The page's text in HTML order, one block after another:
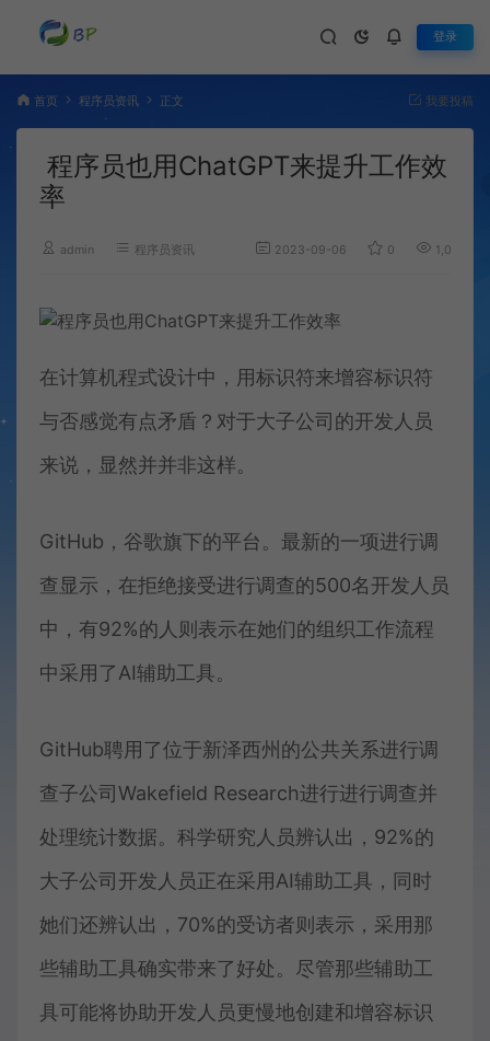
登录
首页 程序员资讯 正文 我要投稿
程序员也用ChatGPT来提升工作效
率
admin 程序员资讯 2023-09-06 0 1,026
在计算机程式设计中，用标识符来增容标识符
与否感觉有点矛盾？对于大子公司的开发人员
来说，显然并并非这样。
GitHub，谷歌旗下的平台。最新的一项进行调
查显示，在拒绝接受进行调查的500名开发人员
中，有92%的人则表示在她们的组织工作流程
中采用了AI辅助工具。
GitHub聘用了位于新泽西州的公共关系进行调
查子公司Wakefield Research进行进行调查并
处理统计数据。科学研究人员辨认出，92%的
大子公司开发人员正在采用AI辅助工具，同时
她们还辨认出，70%的受访者则表示，采用那
些辅助工具确实带来了好处。尽管那些辅助工
具可能将协助开发人员更慢地创建和增容标识